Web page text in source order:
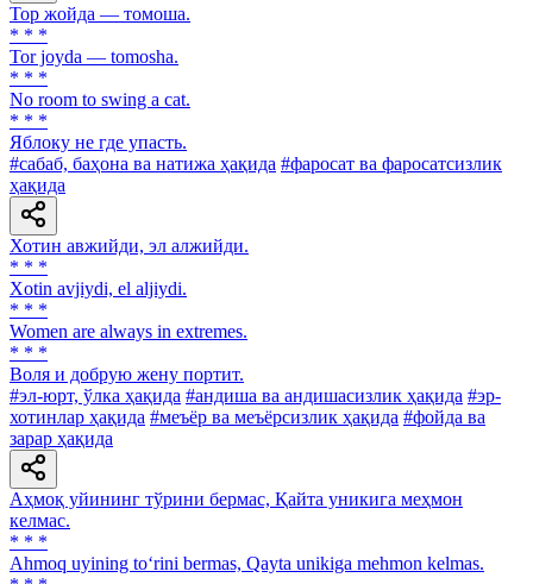
Тор жойда — томоша.
* * *
Tor joyda — tomosha.
* * *
No room to swing a cat.
* * *
Яблоку не где упасть.
#сабаб, баҳона ва натижа ҳақида #фаросат ва фаросатсизлик
ҳақида
Хотин авжийди, эл алжийди.
* * *
Xotin avjiydi, el aljiydi.
* * *
Women are always in extremes.
* * *
Воля и добрую жену портит.
#эл-юрт, ўлка ҳақида #андиша ва андишасизлик ҳақида #эр-
хотинлар ҳақида #меъёр ва меъёрсизлик ҳақида #фойда ва
зарар ҳақида
Аҳмоқ уйининг тўрини бермас, Қайта уникига меҳмон
келмас.
* * *
Ahmoq uyining to‘rini bermas, Qayta unikiga mehmon kelmas.